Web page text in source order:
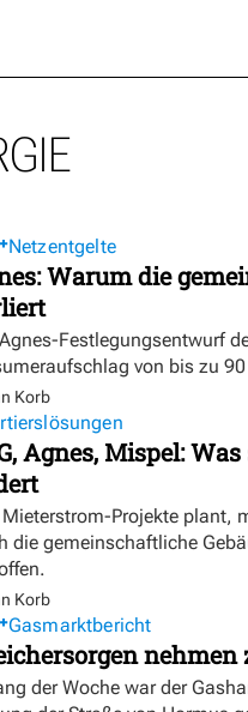
Netzentgelte
Warum die
Festlegungsentwurf
von bis zu
Korb
Agnes, Mispel:
Mieterstrom-Projekte plant,
die gemeinschaftliche
Korb
Gasmarktbericht
nehmen
der Woche war der